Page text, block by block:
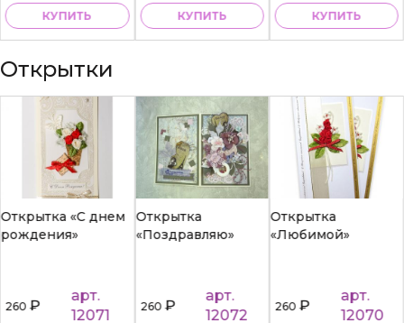
КУПИТЬ КУПИТЬ КУПИТЬ
Открытки
Открытка «С днем
рождения»
260₽
арт.
12071
Открытка
«Поздравляю»
260₽
арт.
12072
Открытка
«Любимой»
260₽
арт.
12070